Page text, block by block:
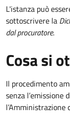
L'istanza può
sottoscrivere la
dal procuratore.
Cosa si
Il procedimento
senza l’emissione
l’Amministrazione